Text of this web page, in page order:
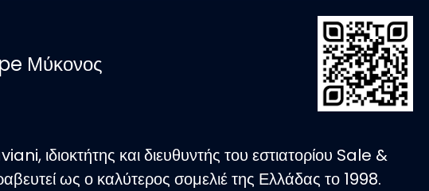
Μύκονος
ιδιοκτήτης και διευθυντής του εστιατορίου Sale &
ως ο καλύτερος σομελιέ της Ελλάδας το 1998.